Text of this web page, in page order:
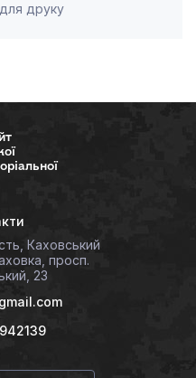
друку
Каховський
просп.
23